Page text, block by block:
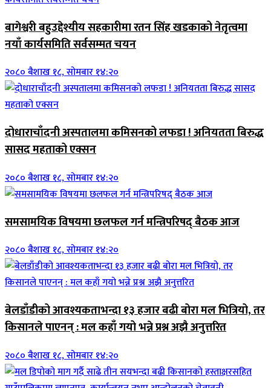
बागेश्वरी बहुउद्देश्यीय सहकारीमा रतन सिंह खडकाको नेतृत्वमा
नयाँ कार्यसमिति सर्वसम्मत चयन
२०८० बैशाख १८, सोमबार १४:२०
दोधाराचाँदनी अस्पतालमा कमिसनको लफडा ! अनियतता बिरुद्ध
सासद महताको एक्सन
२०८० बैशाख १८, सोमबार १४:२०
समसामयिक विषयमा छलफल गर्न मन्त्रिपरिषद् बैठक आज
२०८० बैशाख १८, सोमबार १४:२०
बेलडाँडीको आवश्यकताभन्दा १३ हजार बढी बोरा मल भित्रियो, तर
किसानले पाएनन् : मल कहाँ गयो भन्ने प्रश्न अझै अनुत्तरित
२०८० बैशाख १८, सोमबार १४:२०